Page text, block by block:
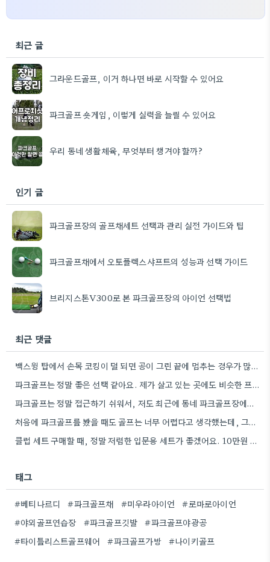
최근 글
그라운드골프, 이거 하나면 바로 시작할 수 있어요
파크골프 숏게임, 이렇게 실력을 늘릴 수 있어요
우리 동네 생활체육, 무엇부터 챙겨야 할까?
인기 글
파크골프장의 골프채세트 선택과 관리 실전 가이드와 팁
파크골프채에서 오토플렉스샤프트의 성능과 선택 가이드
브리지스톤V300로 본 파크골프장의 아이언 선택법
최근 댓글
백스윙 탑에서 손목 코킹이 덜 되면 공이 그린 끝에 멈추는 경우가 많더라고요. 숏게임의 핵심은 정확한…
파크골프는 정말 좋은 선택 같아요. 제가 살고 있는 곳에도 비슷한 프로그램이 있으면 좋겠어요.
파크골프는 정말 접근하기 쉬워서, 저도 최근에 동네 파크골프장에서 한 번 해봤어요. 처음에는 좀 어색했지만, 다들…
처음에 파크골프를 봤을 때도 골프는 너무 어렵다고 생각했는데, 그렇게 접근하기 쉬운 운동이 있었다니 신기하네요.
클럽 세트 구매할 때, 정말 저렴한 입문용 세트가 좋겠어요. 10만원 정도면 스윙 폼 연습에 충분할…
태그
#베티나르디 #파크골프채 #미우라아이언
#로마로아이언
#야외골프연습장
#파크골프깃발
#파크골프야광공
#타이틀리스트골프웨어
#파크골프가방 #나이키골프